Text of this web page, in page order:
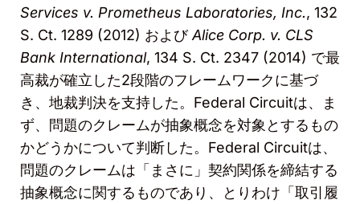
Services v. Prometheus Laboratories, Inc., 132
S. Ct. 1289 (2012) および Alice Corp. v. CLS
Bank International, 134 S. Ct. 2347 (2014) で最
高裁が確立した2段階のフレームワークに基づ
き、地裁判決を支持した。 Federal Circuitは、ま
ず、問題のクレームが抽象概念を対象とするもの
かどうかについて判断した。 Federal Circuitは、
問題のクレームは「まさに」契約関係を締結する
抽象概念に関するものであり、とりわけ「取引履